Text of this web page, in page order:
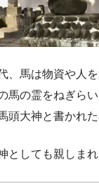
、馬は物資や人
馬の霊をねぎら
頭大神と書かれた
としても親しまれ